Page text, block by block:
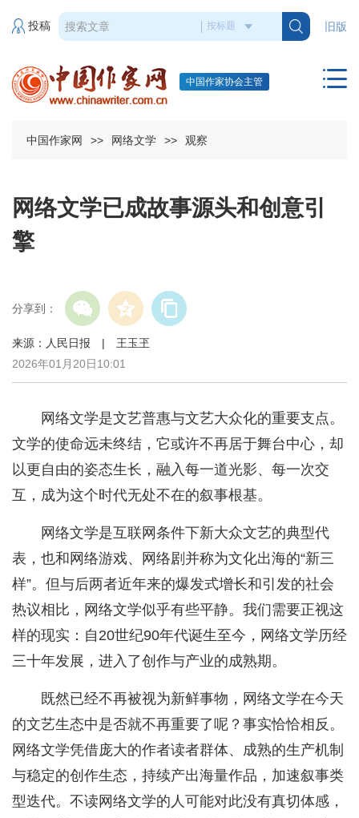
旧版
投稿
中国作家协会主管
中国作家网 >> 网络文学 >> 观察
网络文学已成故事源头和创意引
擎
分享到：
来源：人民日报 | 王玉玊
2026年01月20日10:01
网络文学是文艺普惠与文艺大众化的重要支点。
文学的使命远未终结，它或许不再居于舞台中心，却
以更自由的姿态生长，融入每一道光影、每一次交
互，成为这个时代无处不在的叙事根基。
网络文学是互联网条件下新大众文艺的典型代
表，也和网络游戏、网络剧并称为文化出海的“新三
样”。但与后两者近年来的爆发式增长和引发的社会
热议相比，网络文学似乎有些平静。我们需要正视这
样的现实：自20世纪90年代诞生至今，网络文学历经
三十年发展，进入了创作与产业的成熟期。
既然已经不再被视为新鲜事物，网络文学在今天
的文艺生态中是否就不再重要了呢？事实恰恰相反。
网络文学凭借庞大的作者读者群体、成熟的生产机制
与稳定的创作生态，持续产出海量作品，加速叙事类
型迭代。不读网络文学的人可能对此没有真切体感，